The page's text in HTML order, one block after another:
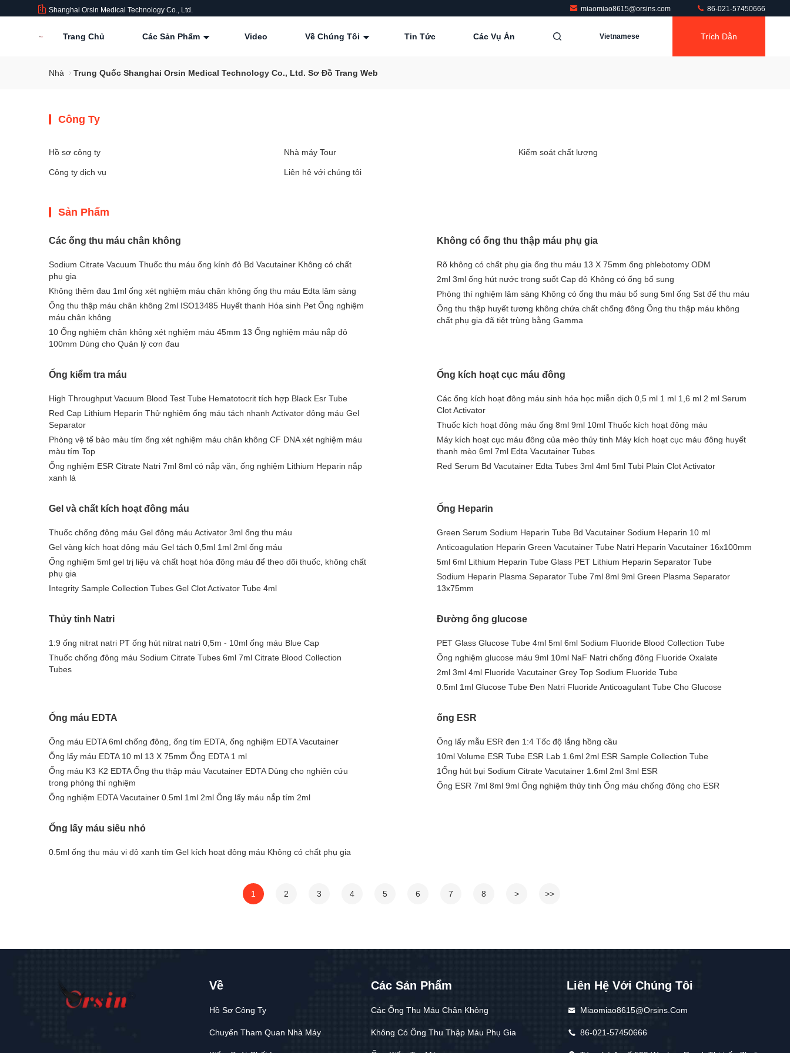
Shanghai Orsin Medical Technology Co., Ltd. miaomiao8615@orsins.com 86-021-57450666
Trang Chủ Các Sản Phẩm Video Về Chúng Tôi Tin Tức Các Vụ Án Vietnamese Trích Dẫn
Nhà Trung Quốc Shanghai Orsin Medical Technology Co., Ltd. Sơ Đồ Trang Web
Công Ty
Hồ sơ công ty Nhà máy Tour Kiểm soát chất lượng
Công ty dịch vụ Liên hệ với chúng tôi
Sản Phẩm
Các ống thu máu chân không
Sodium Citrate Vacuum Thuốc thu máu ống kính đỏ Bd Vacutainer Không có chất
phụ gia
Không thêm đau 1ml ống xét nghiệm máu chân không ống thu máu Edta lâm sàng
Ống thu thập máu chân không 2ml ISO13485 Huyết thanh Hóa sinh Pet Ống nghiệm
máu chân không
10 Ống nghiệm chân không xét nghiệm máu 45mm 13 Ống nghiệm máu nắp đỏ
100mm Dùng cho Quản lý cơn đau
Không có ống thu thập máu phụ gia
Rõ không có chất phụ gia ống thu máu 13 X 75mm ống phlebotomy ODM
2ml 3ml ống hút nước trong suốt Cap đỏ Không có ống bổ sung
Phòng thí nghiệm lâm sàng Không có ống thu máu bổ sung 5ml ống Sst để thu máu
Ống thu thập huyết tương không chứa chất chống đông Ống thu thập máu không
chất phụ gia đã tiệt trùng bằng Gamma
Ống kiểm tra máu
High Throughput Vacuum Blood Test Tube Hematotocrit tích hợp Black Esr Tube
Red Cap Lithium Heparin Thử nghiệm ống máu tách nhanh Activator đông máu Gel
Separator
Phòng vệ tế bào màu tím ống xét nghiệm máu chân không CF DNA xét nghiệm máu
màu tím Top
Ống nghiệm ESR Citrate Natri 7ml 8ml có nắp vặn, ống nghiệm Lithium Heparin nắp
xanh lá
Ống kích hoạt cục máu đông
Các ống kích hoạt đông máu sinh hóa học miễn dịch 0,5 ml 1 ml 1,6 ml 2 ml Serum
Clot Activator
Thuốc kích hoạt đông máu ống 8ml 9ml 10ml Thuốc kích hoạt đông máu
Máy kích hoạt cục máu đông của mèo thủy tinh Máy kích hoạt cục máu đông huyết
thanh mèo 6ml 7ml Edta Vacutainer Tubes
Red Serum Bd Vacutainer Edta Tubes 3ml 4ml 5ml Tubi Plain Clot Activator
Gel và chất kích hoạt đông máu
Thuốc chống đông máu Gel đông máu Activator 3ml ống thu máu
Gel vàng kích hoạt đông máu Gel tách 0,5ml 1ml 2ml ống máu
Ống nghiệm 5ml gel trị liệu và chất hoạt hóa đông máu để theo dõi thuốc, không chất
phụ gia
Integrity Sample Collection Tubes Gel Clot Activator Tube 4ml
Ống Heparin
Green Serum Sodium Heparin Tube Bd Vacutainer Sodium Heparin 10 ml
Anticoagulation Heparin Green Vacutainer Tube Natri Heparin Vacutainer 16x100mm
5ml 6ml Lithium Heparin Tube Glass PET Lithium Heparin Separator Tube
Sodium Heparin Plasma Separator Tube 7ml 8ml 9ml Green Plasma Separator
13x75mm
Thủy tinh Natri
1:9 ống nitrat natri PT ống hút nitrat natri 0,5m - 10ml ống máu Blue Cap
Thuốc chống đông máu Sodium Citrate Tubes 6ml 7ml Citrate Blood Collection
Tubes
Đường ống glucose
PET Glass Glucose Tube 4ml 5ml 6ml Sodium Fluoride Blood Collection Tube
Ống nghiệm glucose máu 9ml 10ml NaF Natri chống đông Fluoride Oxalate
2ml 3ml 4ml Fluoride Vacutainer Grey Top Sodium Fluoride Tube
0.5ml 1ml Glucose Tube Đen Natri Fluoride Anticoagulant Tube Cho Glucose
Ống máu EDTA
Ống máu EDTA 6ml chống đông, ống tím EDTA, ống nghiệm EDTA Vacutainer
Ống lấy máu EDTA 10 ml 13 X 75mm Ống EDTA 1 ml
Ống máu K3 K2 EDTA Ống thu thập máu Vacutainer EDTA Dùng cho nghiên cứu
trong phòng thí nghiệm
Ống nghiệm EDTA Vacutainer 0.5ml 1ml 2ml Ống lấy máu nắp tím 2ml
ống ESR
Ống lấy mẫu ESR đen 1:4 Tốc độ lắng hồng cầu
10ml Volume ESR Tube ESR Lab 1.6ml 2ml ESR Sample Collection Tube
1Ống hút bụi Sodium Citrate Vacutainer 1.6ml 2ml 3ml ESR
Ống ESR 7ml 8ml 9ml Ống nghiệm thủy tinh Ống máu chống đông cho ESR
Ống lấy máu siêu nhỏ
0.5ml ống thu máu vi đỏ xanh tím Gel kích hoạt đông máu Không có chất phụ gia
1 2 3 4 5 6 7 8 > >>
Về
Hồ Sơ Công Ty
Chuyến Tham Quan Nhà Máy
Các Sản Phẩm
Các Ống Thu Máu Chân Không
Không Có Ống Thu Thập Máu Phụ Gia
Liên Hệ Với Chúng Tôi
Miaomiao8615@orsins.com
86-021-57450666